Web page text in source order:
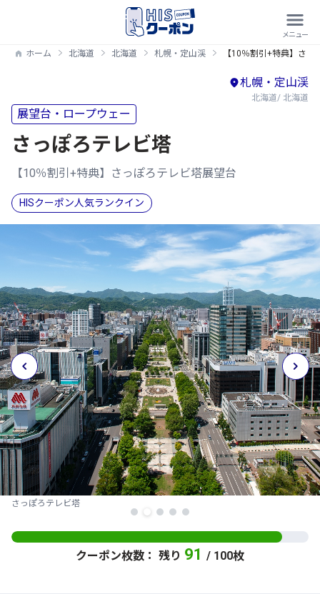
ホーム 北海道 北海道 札幌・定山渓 【10％割引+特典】さ
札幌・定山渓
北海道/ 北海道
展望台・ロープウェー
さっぽろテレビ塔
【10％割引+特典】さっぽろテレビ塔展望台
HISクーポン人気ランクイン
さっぽろテレビ塔
クーポン枚数： 残り 91 / 100枚